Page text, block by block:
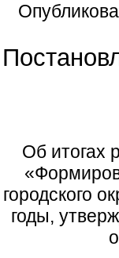
Об итогах
городского
годы,